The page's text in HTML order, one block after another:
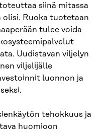
siinä mitassa
Ruoka tuotetaan
tulee voida
Uudistavan viljelyn
viljelijälle
luonnon ja
tehokkuus ja
huomioon